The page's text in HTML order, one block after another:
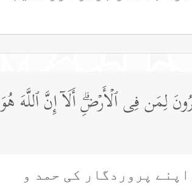
لِمَن فِی ٱلۡأَرۡضِۗ أَلَاۤ إِنَّ ٱللَّهَ هُوَ
پروردگار کی حمد و